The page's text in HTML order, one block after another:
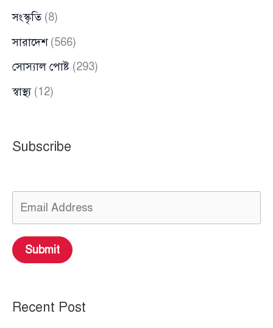
সংস্কৃতি(8)
সারাদেশ(566)
সোস্যাল পোষ্ট (293)
স্বাস্থ্য(12)
Subscribe
Submit
Recent Post